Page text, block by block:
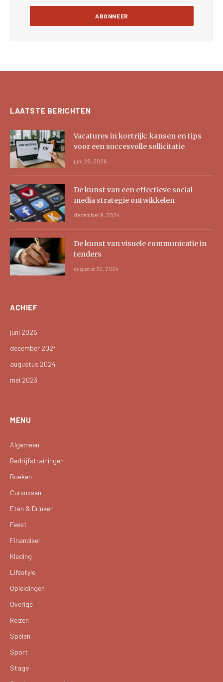
LAATSTE BERICHTEN
Vacatures in kortrijk: kansen en tips
voor een succesvolle sollicitatie
juni 28, 2026
De kunst van een effectieve social
media strategie ontwikkelen
december 9, 2024
De kunst van visuele communicatie in
tenders
augustus 30, 2024
ACHIEF
juni 2026
december 2024
augustus 2024
mei 2023
MENU
Algemeen
Bedrijfstrainingen
Boeken
Cursussen
Eten & Drinken
Feest
Financieel
Kleding
Lifestyle
Opleidingen
Overige
Reizen
Spelen
Sport
Stage